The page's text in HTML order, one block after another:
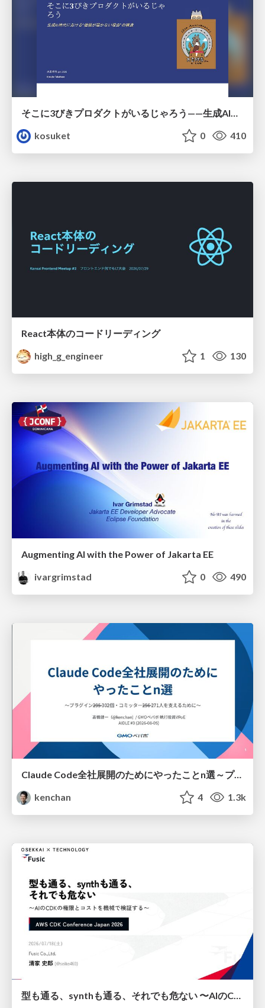
そこに3びきプロダクトがいるじゃろう——生成AI時代における“価値が届かない理由”の構造
kosuket
0 410
React本体のコードリーディング
high_g_engineer
1 130
Augmenting AI with the Power of Jakarta EE
ivargrimstad
0 490
Claude Code全社展開のためにやったことn選～プラグイン302個・コミッター271人を支えるために～
kenchan
4 1.3k